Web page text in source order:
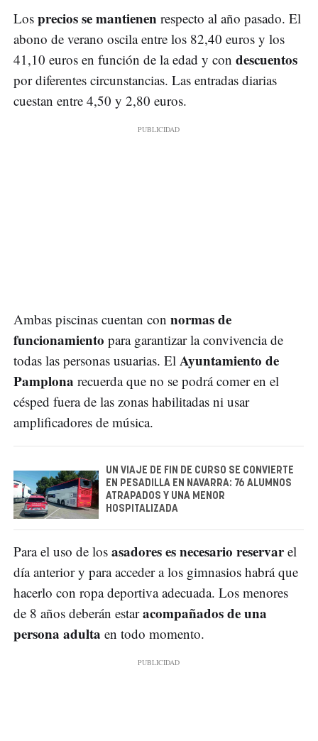
Los precios se mantienen respecto al año pasado. El
abono de verano oscila entre los 82,40 euros y los
41,10 euros en función de la edad y con descuentos
por diferentes circunstancias. Las entradas diarias
cuestan entre 4,50 y 2,80 euros.
Ambas piscinas cuentan con normas de
funcionamiento para garantizar la convivencia de
todas las personas usuarias. El Ayuntamiento de
Pamplona recuerda que no se podrá comer en el
césped fuera de las zonas habilitadas ni usar
amplificadores de música.
UN VIAJE DE FIN DE CURSO SE CONVIERTE
EN PESADILLA EN NAVARRA: 76 ALUMNOS
ATRAPADOS Y UNA MENOR
HOSPITALIZADA
Para el uso de los asadores es necesario reservarel
día anterior y para acceder a los gimnasios habrá que
hacerlo con ropa deportiva adecuada. Los menores
de 8 años deberán estaracompañados de una
persona adulta en todo momento.